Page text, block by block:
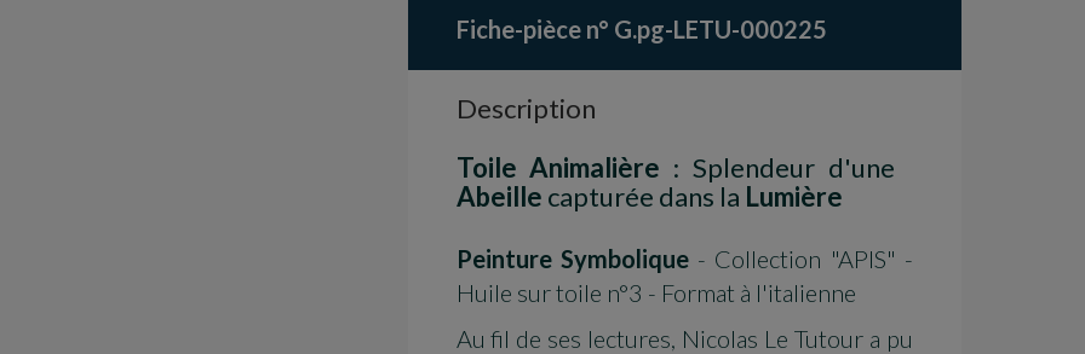
Fiche-pièce n° G.pg-LETU-000225
Description
Toile Animalière : Splendeur d'une
Abeille capturée dans la Lumière
Peinture Symbolique - Collection "APIS" -
Huile sur toile n°3 - Format à l'italienne
Au fil de ses lectures, Nicolas Le Tutour a pu